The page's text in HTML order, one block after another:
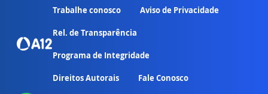
Trabalhe conosco Aviso de Privacidade
Rel. de Transparência
Programa de Integridade
Direitos Autorais Fale Conosco